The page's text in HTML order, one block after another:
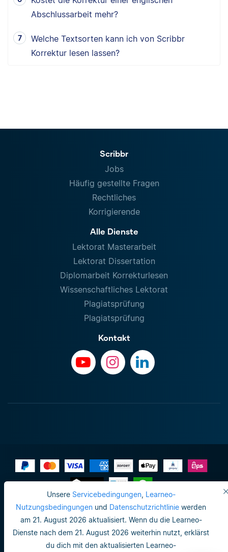
Unsere Servicebedingungen, Learneo-
Nutzungsbedingungen und Datenschutzrichtlinie werden
am 21. August 2026 aktualisiert. Wenn du die Learneo-
Dienste nach dem 21. August 2026 weiterhin nutzt, erklärst
du dich mit den aktualisierten Learneo-
Abschlussarbeit mehr?
Welche Textsorten kann ich von Scribbr
Korrektur lesen lassen?
Scribbr
Jobs
Häufig gestellte Fragen
Rechtliches
Korrigierende
Alle Dienste
Lektorat Masterarbeit
Lektorat Dissertation
Diplomarbeit Korrekturlesen
Wissenschaftliches Lektorat
Plagiatsprüfung
Plagiatsprüfung
Kontakt
Impressum
Datenschutzrichtlinie
Do not sell or share my personal info